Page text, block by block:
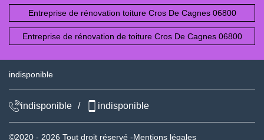
Entreprise de rénovation toiture Cros De Cagnes 06800
Entreprise de rénovation de toiture Cros De Cagnes 06800
indisponible
indisponible / indisponible
©2020 - 2026 Tout droit réservé -Mentions légales